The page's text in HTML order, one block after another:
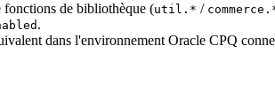
fonctions de bibliothèque (util.* /
.
dans l'environnement Oracle CPQ